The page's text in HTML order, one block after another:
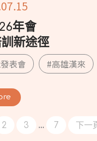
年會
新途徑
表會 #高雄漢來
2 3 ... 7 下一